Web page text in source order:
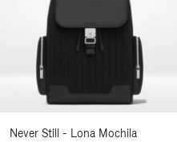
Never Still - Lona Mochila